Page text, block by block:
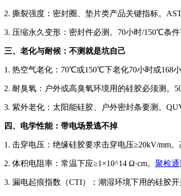
2. 撕裂强度：密封圈、垫片类产品关键指标。
3. 压缩永久变形：密封件必测。70小时/150℃条
三、老化与耐候：不测就是坑自己
1. 热空气老化：70℃或150℃下老化70小时或168
2. 耐臭氧：户外或高臭氧环境用的硅胶必须测。
3. 紫外老化：太阳能硅胶、户外密封条要测。
四、电学性能：带电场景逃不掉
1. 击穿电压：绝缘硅胶要求击穿电压≥20kV/mm
2. 体积电阻率：常温下应≥1×10^14 Ω·cm。 聚检通
3. 漏电起痕指数（CTI）：潮湿环境下用的硅胶